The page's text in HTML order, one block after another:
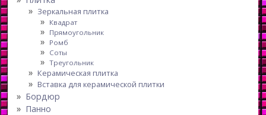
Зеркальная плитка
Квадрат
Прямоугольник
Ромб
Соты
Треугольник
Керамическая плитка
Вставка для керамической плитки
Бордюр
Панно